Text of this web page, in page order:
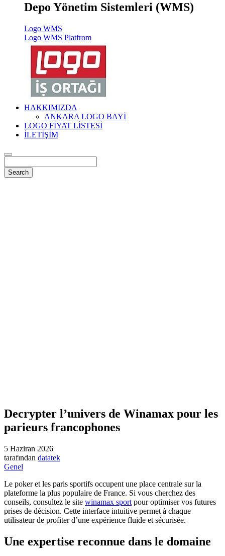
Depo Yönetim Sistemleri (WMS)
Logo WMS
Logo WMS Platfrom
HAKKIMIZDA
ANKARA LOGO BAYİ
LOGO FİYAT LİSTESİ
İLETİŞİM
Decrypter l’univers de Winamax pour les
parieurs francophones
5 Haziran 2026
tarafından datatek
Genel
Le poker et les paris sportifs occupent une place centrale sur la
plateforme la plus populaire de France. Si vous cherchez des
conseils, consultez le site winamax sport pour optimiser vos futures
prises de décision. Cette interface intuitive permet à chaque
utilisateur de profiter d’une expérience fluide et sécurisée.
Une expertise reconnue dans le domaine